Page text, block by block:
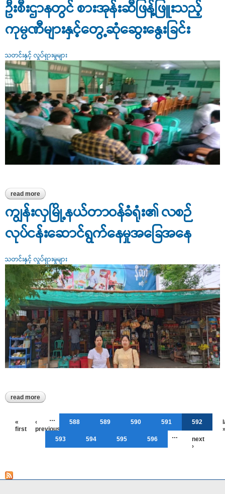
ဦးစီးဌာနတွင် စားအုန်းဆီဖြန့်ဖြူးသည့်
ကုမ္ပဏီများနှင့်တွေ့ဆုံဆွေးနွေးခြင်း
သတင်းနှင့် လှုပ်ရှားမှုများ
read more about မှော်ဘီမြို့နယ်၊ အထွေထွေအုပ်ချုပ်ရေးဦးစီးဌာနတွင် စားအုန်းဆီ
ဖြန့်ဖြူးသည့် ကုမ္ပဏီများနှင့်တွေ့ဆုံဆွေးနွေးခြင်း
ကျွန်းလှမြို့နယ်တာဝန်ခံရုံး၏ လစဉ်
လုပ်ငန်းဆောင်ရွက်နေမှုအခြေအနေ
သတင်းနှင့် လှုပ်ရှားမှုများ
read more about ကျွန်းလှမြို့နယ်တာဝန်ခံရုံး၏ လစဉ်လုပ်ငန်းဆောင်ရွက်နေမှု
အခြေအနေ
«
first
‹
previous
… 588 589 590 591 592
593 594 595 596 …
next
›